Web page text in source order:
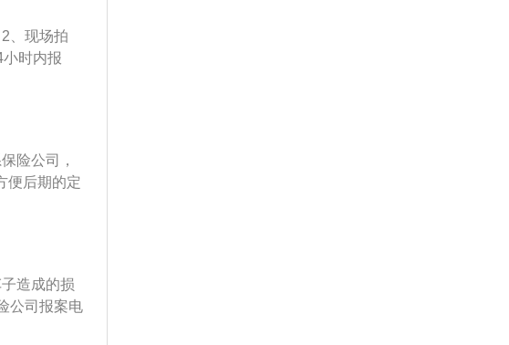
、现场拍
时内报
人员查
情况。遇
险公司，
便后期的定
于将车辆
般建议联
水淹的时
拖车过程
容易生锈，
车辆维修
造成的损
公司报案电
在哪个维